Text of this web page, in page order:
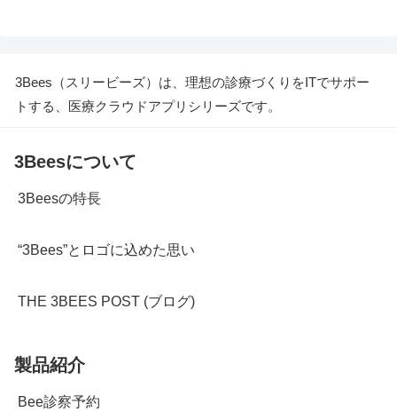
3Bees（スリービーズ）は、理想の診療づくりをITでサポー
トする、医療クラウドアプリシリーズです。
3Beesについて
3Beesの特長
“3Bees”とロゴに込めた思い
THE 3BEES POST (ブログ)
製品紹介
Bee診察予約